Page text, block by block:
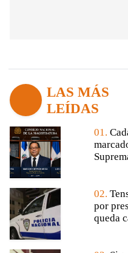
LAS MÁS
LEÍDAS
01.
02.
por
queda